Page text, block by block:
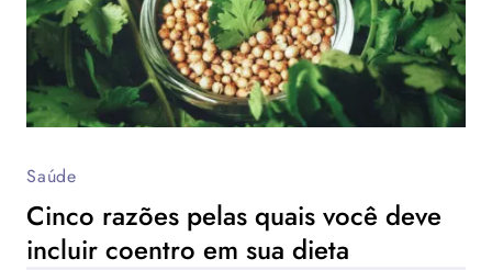
Saúde
Cinco razões pelas quais você deve
incluir coentro em sua dieta